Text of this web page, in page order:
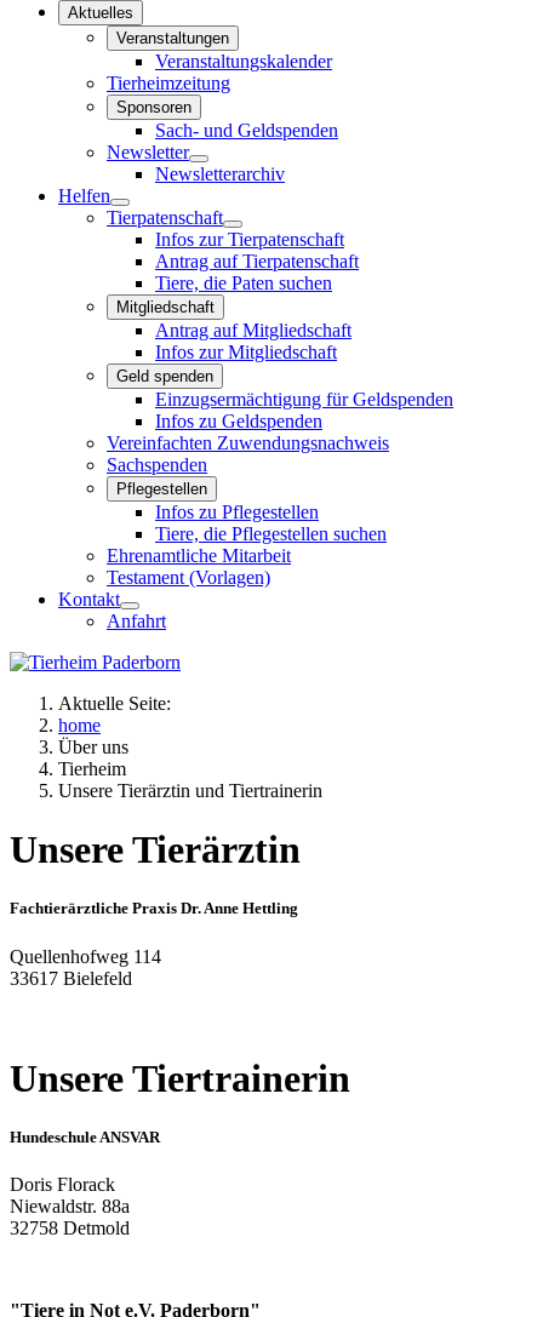
Aktuelles
Veranstaltungen
Veranstaltungskalender
Tierheimzeitung
Sponsoren
Sach- und Geldspenden
Newsletter
Newsletterarchiv
Helfen
Tierpatenschaft
Infos zur Tierpatenschaft
Antrag auf Tierpatenschaft
Tiere, die Paten suchen
Mitgliedschaft
Antrag auf Mitgliedschaft
Infos zur Mitgliedschaft
Geld spenden
Einzugsermächtigung für Geldspenden
Infos zu Geldspenden
Vereinfachten Zuwendungsnachweis
Sachspenden
Pflegestellen
Infos zu Pflegestellen
Tiere, die Pflegestellen suchen
Ehrenamtliche Mitarbeit
Testament (Vorlagen)
Kontakt
Anfahrt
Aktuelle Seite:
home
Über uns
Tierheim
Unsere Tierärztin und Tiertrainerin
Unsere Tierärztin
Fachtierärztliche Praxis Dr. Anne Hettling
Quellenhofweg 114
33617 Bielefeld
Unsere Tiertrainerin
Hundeschule ANSVAR
Doris Florack
Niewaldstr. 88a
32758 Detmold
"Tiere in Not e.V. Paderborn"